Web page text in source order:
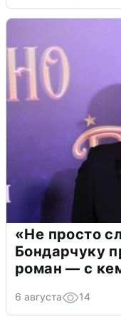
«Не просто
Бондарчуку
роман — с
6 августа 14